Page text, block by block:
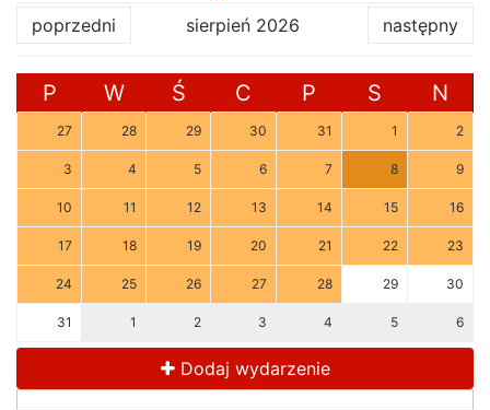
poprzedni sierpień 2026 następny
P W Ś C P S N
27 28 29 30 31 1 2
3 4 5 6 7 8 9
10 11 12 13 14 15 16
17 18 19 20 21 22 23
24 25 26 27 28 29 30
31 1 2 3 4 5 6
Dodaj wydarzenie